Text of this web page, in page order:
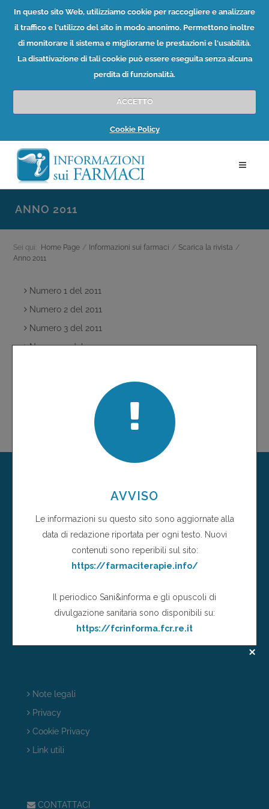
In questo sito Web, utilizziamo cookie per raccogliere e analizzare
il traffico e l'utilizzo del sito in modo anonimo. Permettono inoltre
di monitorare il sistema e migliorarne le prestazioni e l'usabilità.
La disattivazione di tali cookie può essere eseguita senza alcuna
perdita di funzionalità.
ACCETTO
Cookie Policy
ANNO 2011
Sei qui: Home Page / Informazioni sui farmaci / Scarica la rivista /
Anno 2011
Numero 1 del 2011
Numero 2 del 2011
Numero 3 del 2011
Numero 4 del 2011
Servizio di Informazione e Documentazione Scientifica -
tel: +39(0522)543450
fax: +39(0522)550146
info@informazionisuifarmaci.it
P.IVA. 00761840354
La Storia di IsF
Note legali
Privacy
Cookie Privacy
Link utili
CONTATTACI